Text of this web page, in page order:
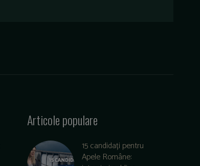
Articole populare
15 candidați pentru
Apele Române: